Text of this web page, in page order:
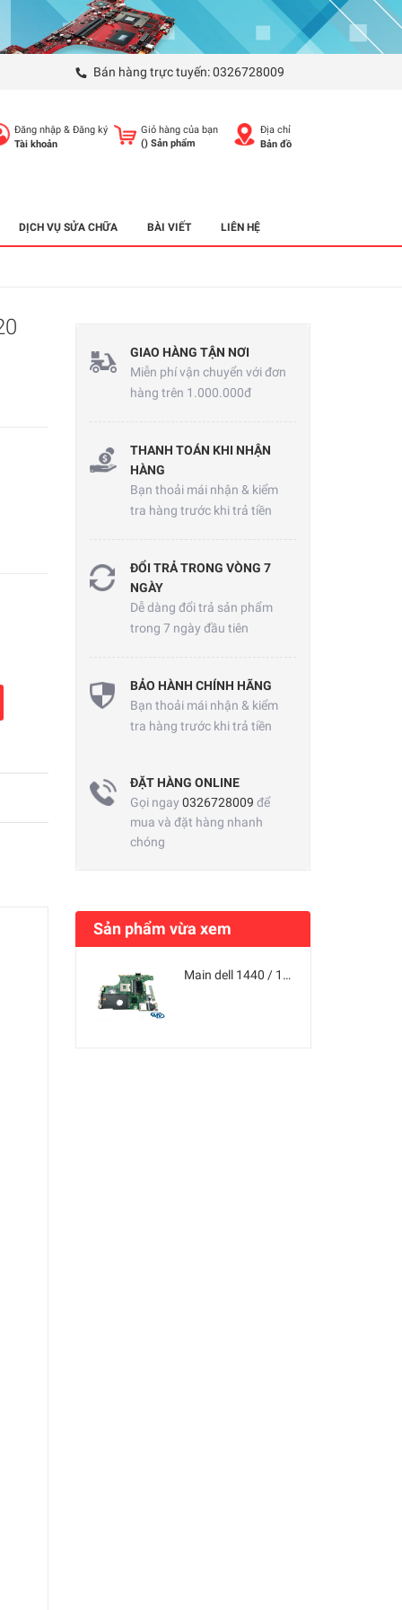
Bán hàng trực tuyến:0326728009
Đăng nhập & Đăng ký
Tài khoản
Giỏ hàng của bạn
() Sản phẩm
Địa chỉ
Bản đồ
DỊCH VỤ SỬA CHỮA BÀI VIẾT LIÊN HỆ
GIAO HÀNG TẬN NƠI
Miễn phí vận chuyển với đơn
hàng trên 1.000.000đ
THANH TOÁN KHI NHẬN
HÀNG
Bạn thoải mái nhận & kiểm
tra hàng trước khi trả tiền
ĐỔI TRẢ TRONG VÒNG 7
NGÀY
Dễ dàng đổi trả sản phẩm
trong 7 ngày đầu tiên
BẢO HÀNH CHÍNH HÃNG
Bạn thoải mái nhận & kiểm
tra hàng trước khi trả tiền
ĐẶT HÀNG ONLINE
Gọi ngay 0326728009 để
mua và đặt hàng nhanh
chóng
Sản phẩm vừa xem
Main dell 1440 / 1450 / 4050 / 2420 / 3420